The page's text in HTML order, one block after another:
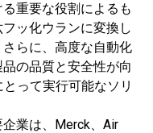
重要な役割によるも
ッ化ウランに変換し
らに、高度な自動化
の品質と安全性が向
って実行可能なソリ
業は、Merck、Air